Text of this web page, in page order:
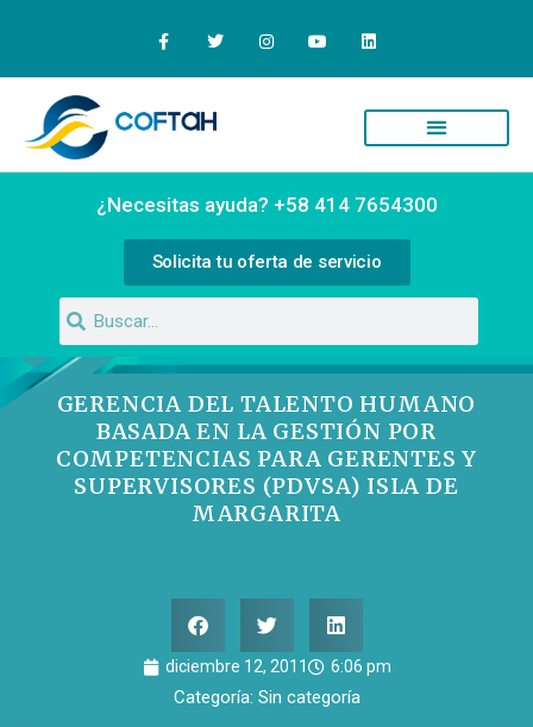
¿Necesitas ayuda? +58 414 7654300
Solicita tu oferta de servicio
GERENCIA DEL TALENTO HUMANO
BASADA EN LA GESTIÓN POR
COMPETENCIAS PARA GERENTES Y
SUPERVISORES (PDVSA) ISLA DE
MARGARITA
diciembre 12, 2011 6:06 pm
Categoría: Sin categoría